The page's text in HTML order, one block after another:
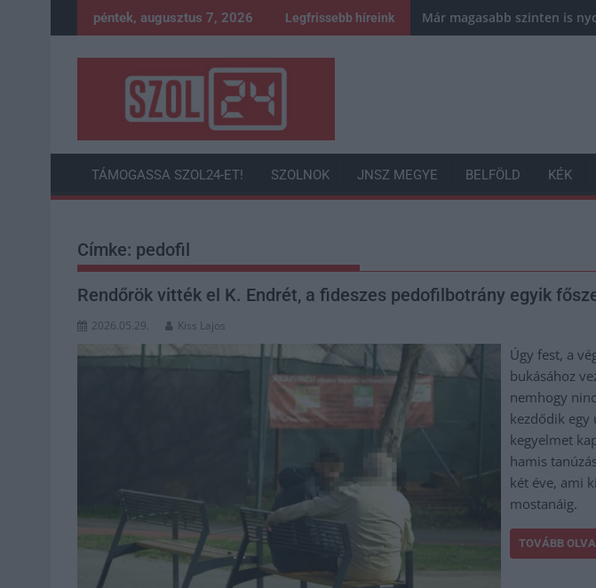
to
péntek, augusztus 7, 2026 Legfrissebb híreink Már magasabb szinten is
TÁMOGASSA SZOL24-ET! SZOLNOK JNSZ MEGYE BELFÖLD KÉK
Címke: pedofil
Rendőrök vitték el K. Endrét, a fideszes pedofilbotrány egyik
2026.05.29. Kiss Lajos
Úgy fest, a
bukásához
nemhogy
kezdődik egy
kegyelmet
hamis
két éve, ami
mostanáig.
TOVÁBB